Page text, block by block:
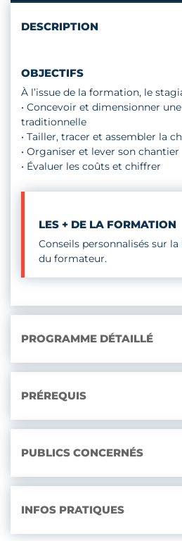
DESCRIPTION
OBJECTIFS
À l’issue de la formation, le
• Concevoir et dimensionner
traditionnelle
• Tailler, tracer et assembler la
• Organiser et lever son chantier
• Évaluer les coûts et chiffrer
LES + DE LA FORMATION
Conseils personnalisés sur
du formateur.
PROGRAMME DÉTAILLÉ
PRÉREQUIS
PUBLICS CONCERNÉS
INFOS PRATIQUES